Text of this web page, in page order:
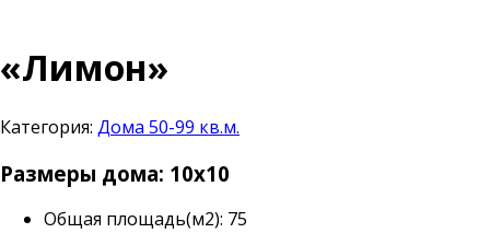
«Лимон»
Категория: Дома 50-99 кв.м.
Размеры дома: 10х10
Общая площадь(м2): 75